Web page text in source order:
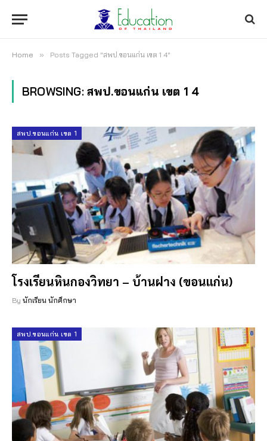
Home » Posts Tagged "สพป.ขอนแก่น เขต 1 4"
BROWSING: สพป.ขอนแก่น เขต 1 4
สพป.ขอนแก่น เขต 1
โรงเรียนหินกองวิทยา – บ้านฝาง (ขอนแก่น)
By นักเรียน นักศึกษา
สพป.ขอนแก่น เขต 1